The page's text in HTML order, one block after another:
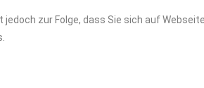
zur Folge, dass Sie sich auf